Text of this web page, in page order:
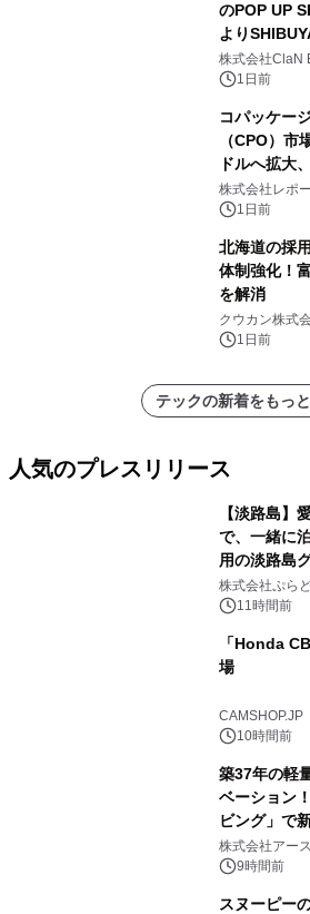
のPOP UP
より
開催決定！
株式会社ClaN
1日前
コパッケー
（CPO）
ドルへ拡大
センター・
速
株式会社レポ
1日前
北海道の採
体制強化！
を解消
クウカン株式
1日前
テックの新着をもっ
人気のプレスリリース
【淡路島】
で、一緒に
用の淡路島
プール グラ
スの2施設で
株式会社ぷら
11時間前
「Honda
場
CAMSHOP.JP
10時間前
築37年の軽
ベーション
ビング」で
事例を株式
株式会社アース
9時間前
スヌーピー